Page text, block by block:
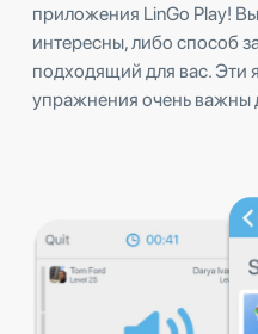
приложения LinGo Play!
интересны, либо способ
подходящий для вас. Эти
упражнения очень важны